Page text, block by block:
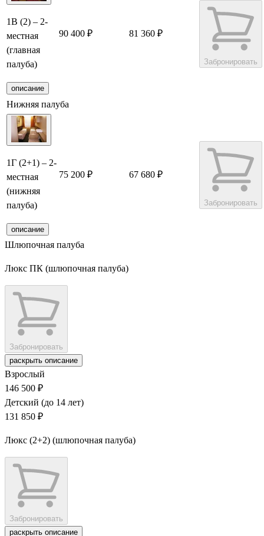
1В (2) – 2-
местная
(главная
палуба)
описание
90 400 ₽ 81 360 ₽
Забронировать
Нижняя палуба
1Г (2+1) – 2-
местная
(нижняя
палуба)
описание
75 200 ₽ 67 680 ₽
Забронировать
Шлюпочная палуба
Люкс ПК (шлюпочная палуба)
Забронировать
раскрыть описание
Взрослый
146 500 ₽
Детский (до 14 лет)
131 850 ₽
Люкс (2+2) (шлюпочная палуба)
Забронировать
раскрыть описание